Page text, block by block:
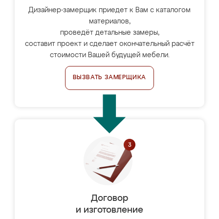
Дизайнер-замерщик приедет к Вам с каталогом
материалов,
проведёт детальные замеры,
составит проект и сделает окончательный расчёт
стоимости Вашей будущей мебели.
ВЫЗВАТЬ ЗАМЕРЩИКА
Договор
и изготовление